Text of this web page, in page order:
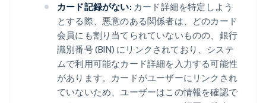
カード記録がない: カード詳細を特定しよう
とする際、悪意のある関係者は、どのカード
会員にも割り当てられていないものの、銀行
識別番号 (BIN) にリンクされており、システ
ムで利用可能なカード詳細を入力する可能性
があります。カードがユーザーにリンクされ
ていないため、ユーザーはこの情報を確認で